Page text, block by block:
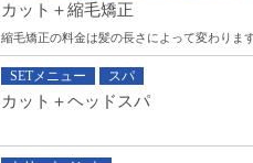
カット＋縮毛矯正
縮毛矯正の料金は髪の長さによって変わりま
SETメニュー スパ
カット＋ヘッドスパ